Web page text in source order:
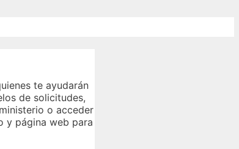
te ayudarán
de solicitudes,
o acceder
y página web para